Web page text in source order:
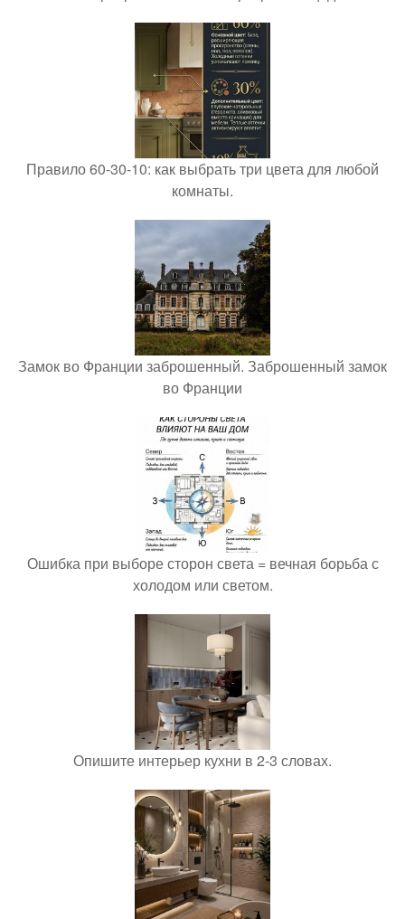
Правило 60-30-10: как выбрать три цвета для любой
комнаты.
Замок во Франции заброшенный. Заброшенный замок
во Франции
Ошибка при выборе сторон света = вечная борьба с
холодом или светом.
Опишите интерьер кухни в 2-3 словах.